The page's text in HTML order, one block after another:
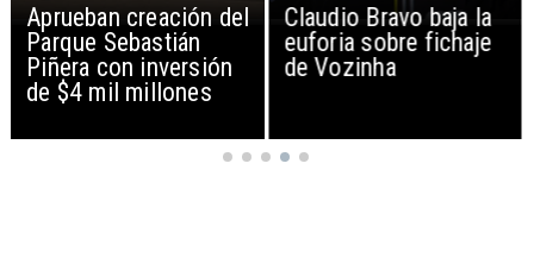
Aprueban creación del
Parque Sebastián
Piñera con inversión
de $4 mil millones
Claudio Bravo baja la
euforia sobre fichaje
de Vozinha